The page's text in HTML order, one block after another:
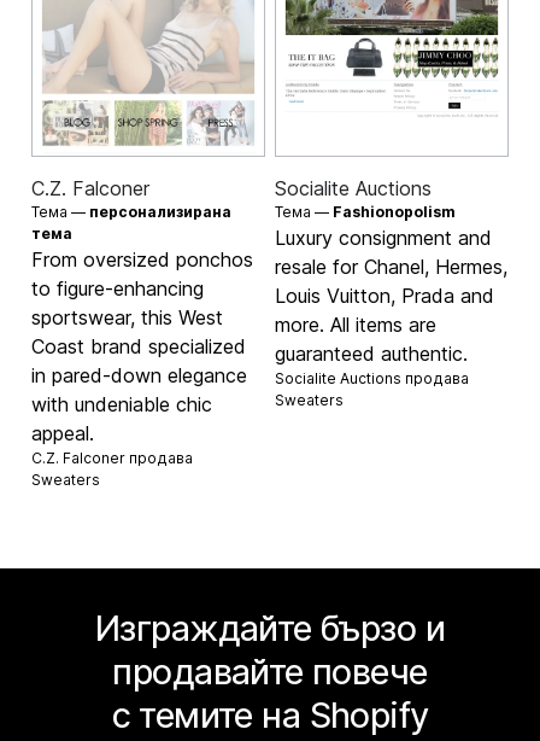
C.Z. Falconer
Тема — персонализирана
тема
From oversized ponchos
to figure-enhancing
sportswear, this West
Coast brand specialized
in pared-down elegance
with undeniable chic
appeal.
C.Z. Falconer продава
Sweaters
Socialite Auctions
Тема — Fashionopolism
Luxury consignment and
resale for Chanel, Hermes,
Louis Vuitton, Prada and
more. All items are
guaranteed authentic.
Socialite Auctions продава
Sweaters
Изграждайте бързо и
продавайте повече
с темите на Shopify